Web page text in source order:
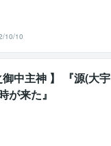
10/10
中主神 】 『源(大宇
が来た』